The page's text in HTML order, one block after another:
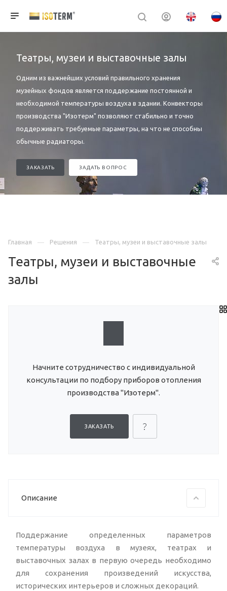
Театры, музеи и выставочные залы
Одним из важнейших условий правильного хранения
музейных фондов является поддержание постоянной и
необходимой температуры воздуха в здании. Конвекторы
производства "Изотерм" позволяют стабильно и точно
поддерживать требуемые параметры, на что не способны
обычные радиаторы.
ЗАКАЗАТЬ ЗАДАТЬ ВОПРОС
Главная Решения Театры, музеи и выставочные залы
Театры, музеи и выставочные
залы
Начните сотрудничество с индивидуальной
консультации по подбору приборов отопления
производства "Изотерм".
ЗАКАЗАТЬ
Описание
Поддержание определенных параметров
температуры воздуха в музеях, театрах и
выставочных залах в первую очередь необходимо
для сохранения произведений искусства,
исторических интерьеров и сложных декораций.